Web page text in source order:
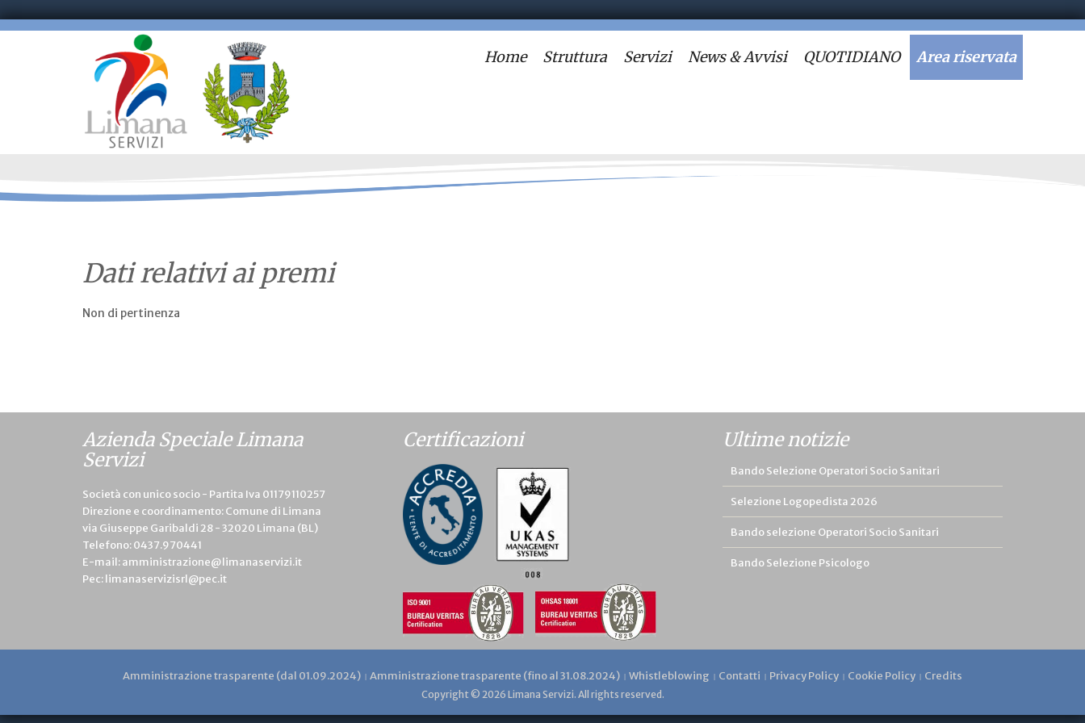
Home Struttura Servizi News & Avvisi QUOTIDIANO Area riservata
Dati relativi ai premi
Non di pertinenza
Azienda Speciale Limana
Servizi
Società con unico socio - Partita Iva 01179110257
Direzione e coordinamento: Comune di Limana
via Giuseppe Garibaldi 28 - 32020 Limana (BL)
Telefono:0437.970441
E-mail:amministrazione@limanaservizi.it
Pec:limanaservizisrl@pec.it
Certificazioni Ultime notizie
Bando Selezione Operatori Socio Sanitari
Selezione Logopedista 2026
Bando selezione Operatori Socio Sanitari
Bando Selezione Psicologo
Amministrazione trasparente (dal 01.09.2024) Amministrazione trasparente (fino al 31.08.2024) Whistleblowing Contatti Privacy Policy Cookie Policy Credits
Copyright © 2026 Limana Servizi. All rights reserved.